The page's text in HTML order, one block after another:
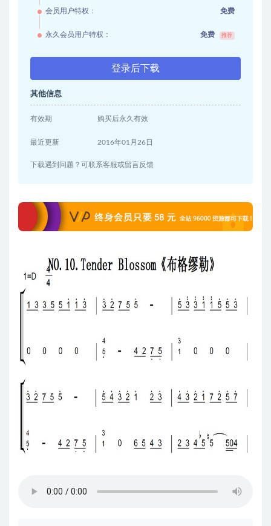
会员用户特权： 免费
永久会员用户特权： 免费 推荐
登录后下载
其他信息
有效期 购买后永久有效
最近更新 2016年01月26日
下载遇到问题？可联系客服或留言反馈